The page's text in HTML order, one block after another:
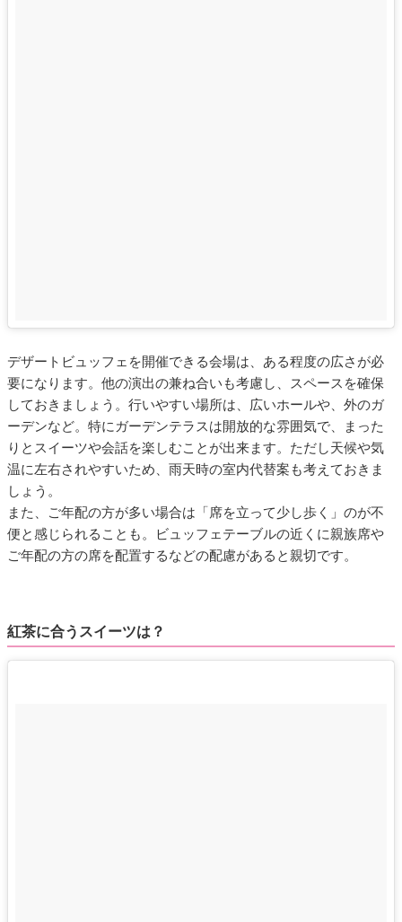
デザートビュッフェを開催できる会場は、ある程度の広さが必
要になります。他の演出の兼ね合いも考慮し、スペースを確保
しておきましょう。行いやすい場所は、広いホールや、外のガ
ーデンなど。特にガーデンテラスは開放的な雰囲気で、まった
りとスイーツや会話を楽しむことが出来ます。ただし天候や気
温に左右されやすいため、雨天時の室内代替案も考えておきま
しょう。
また、ご年配の方が多い場合は「席を立って少し歩く」のが不
便と感じられることも。ビュッフェテーブルの近くに親族席や
ご年配の方の席を配置するなどの配慮があると親切です。
紅茶に合うスイーツは？